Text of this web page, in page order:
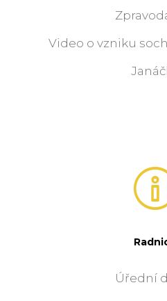
Video o vzniku
Úřední